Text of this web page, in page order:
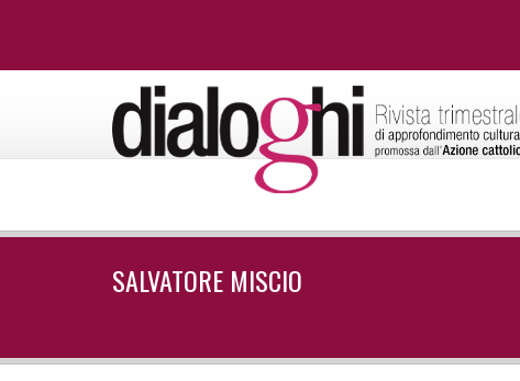
SALVATORE MISCIO